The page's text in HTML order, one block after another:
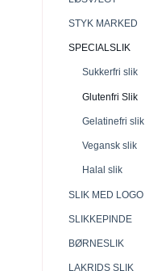
STYK MARKED
SPECIALSLIK
Sukkerfri slik
Glutenfri Slik
Gelatinefri slik
Vegansk slik
Halal slik
SLIK MED LOGO
SLIKKEPINDE
BØRNESLIK
LAKRIDS SLIK